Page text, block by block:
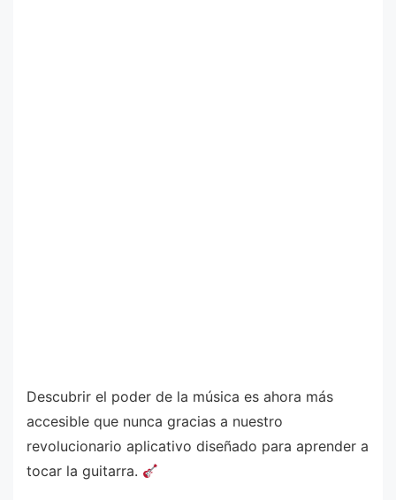
Descubrir el poder de la música es ahora más
accesible que nunca gracias a nuestro
revolucionario aplicativo diseñado para aprender a
tocar la guitarra.